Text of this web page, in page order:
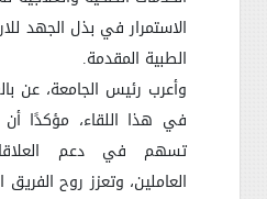
الاستمرار في بذل الجهد
الطبية المقدمة.
وأعرب رئيس الجامعة، عن
في هذا اللقاء، مؤكدًا
تسهم في دعم
العاملين، وتعزز روح